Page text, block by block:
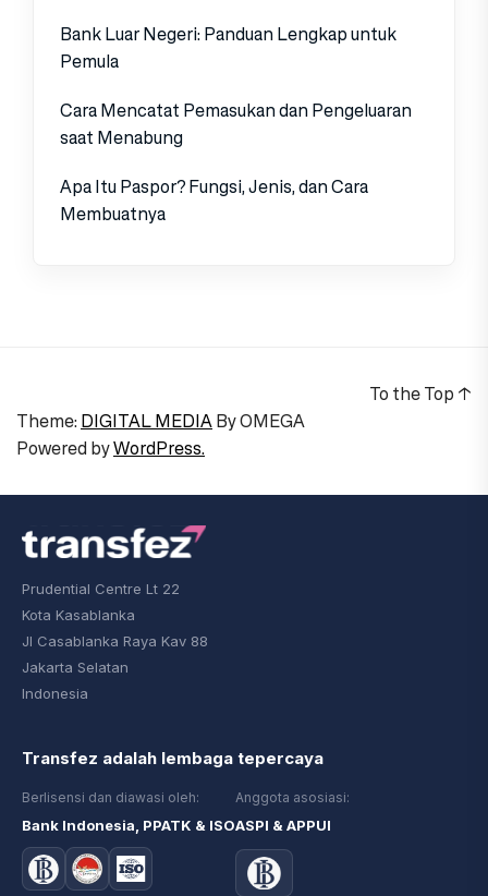
Bank Luar Negeri: Panduan Lengkap untuk
Pemula
Cara Mencatat Pemasukan dan Pengeluaran
saat Menabung
Apa Itu Paspor? Fungsi, Jenis, dan Cara
Membuatnya
Theme: DIGITAL MEDIAByOMEGA
Powered byWordPress.
To the Top ↑
Prudential Centre Lt 22
Kota Kasablanka
Jl Casablanka Raya Kav 88
Jakarta Selatan
Indonesia
Transfez adalah lembaga tepercaya
Berlisensi dan diawasi oleh:
Bank Indonesia, PPATK & ISO
Anggota asosiasi:
ASPI & APPUI